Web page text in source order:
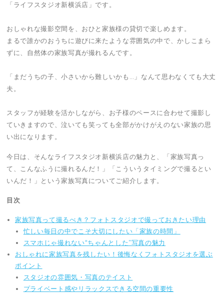
「ライフスタジオ新横浜店」です。
おしゃれな撮影空間を、おひと家族様の貸切で楽しめます。
まるで誰かのおうちに遊びに来たような雰囲気の中で、かしこまら
ずに、自然体の家族写真が撮れるんです。
「まだうちの子、小さいから難しいかも…」なんて思わなくても大丈
夫。
スタッフが経験を活かしながら、お子様のペースに合わせて撮影し
ていきますので、泣いても笑っても全部がかけがえのない家族の思
い出になります。
今日は、そんなライフスタジオ新横浜店の魅力と、「家族写真っ
て、こんなふうに撮れるんだ！」「こういうタイミングで撮るとい
いんだ！」という家族写真についてご紹介します。
目次
家族写真って撮るべき？フォトスタジオで撮っておきたい理由
忙しい毎日の中でこそ大切にしたい「家族の時間」
スマホじゃ撮れない“ちゃんとした”写真の魅力
おしゃれに家族写真を残したい！後悔なくフォトスタジオを選ぶ
ポイント
スタジオの雰囲気・写真のテイスト
プライベート感やリラックスできる空間の重要性